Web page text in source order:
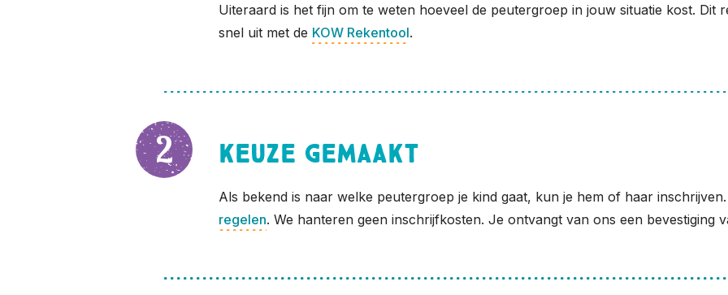
Uiteraard is het fijn om te weten hoeveel de peutergroep in jouw situatie kost. Dit
snel uit met de KOW Rekentool.
Keuze gemaakt
Als bekend is naar welke peutergroep je kind gaat, kun je hem of haar
regelen. We hanteren geen inschrijfkosten. Je ontvangt van ons een bevestiging